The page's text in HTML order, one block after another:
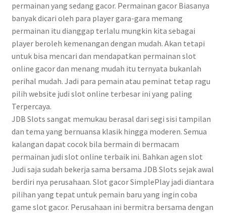
permainan yang sedang gacor. Permainan gacor Biasanya
banyak dicari oleh para player gara-gara memang
permainan itu dianggap terlalu mungkin kita sebagai
player beroleh kemenangan dengan mudah. Akan tetapi
untuk bisa mencari dan mendapatkan permainan slot
online gacor dan menang mudah itu ternyata bukanlah
perihal mudah. Jadi para pemain atau peminat tetap ragu
pilih website judi slot online terbesar ini yang paling
Terpercaya.
JDB Slots sangat memukau berasal dari segi sisi tampilan
dan tema yang bernuansa klasik hingga moderen. Semua
kalangan dapat cocok bila bermain di bermacam
permainan judi slot online terbaik ini. Bahkan agen slot
Judi saja sudah bekerja sama bersama JDB Slots sejak awal
berdiri nya perusahaan. Slot gacor SimplePlay jadi diantara
pilihan yang tepat untuk pemain baru yang ingin coba
game slot gacor. Perusahaan ini bermitra bersama dengan